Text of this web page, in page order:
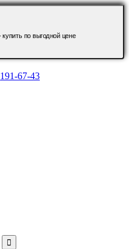
по выгодной цене
67-43